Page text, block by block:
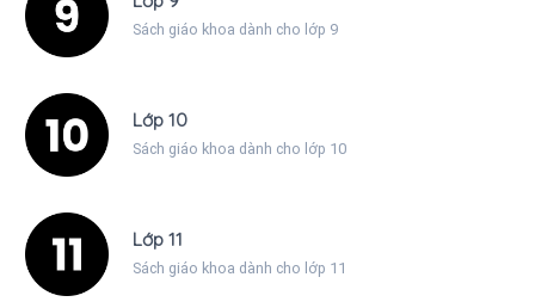
Sách giáo khoa dành cho lớp 9
Lớp 10
Sách giáo khoa dành cho lớp 10
Lớp 11
Sách giáo khoa dành cho lớp 11